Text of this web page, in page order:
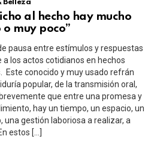
Belleza
al hecho hay mucho
o muy poco”
pausa entre estímulos y respuestas
a los actos cotidianos en hechos
Este conocido y muy usado refrán
popular, de la transmisión oral,
que entre una promesa y
hay un tiempo, un espacio, un
una gestión laboriosa a realizar, a
estos […]